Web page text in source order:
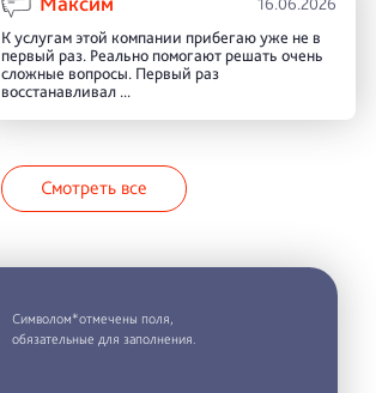
К услугам этой компании прибегаю уже не в
первый раз. Реально помогают решать очень
сложные вопросы. Первый раз
восстанавливал ...
Смотреть все
Символом*отмечены поля,
обязательные для заполнения.